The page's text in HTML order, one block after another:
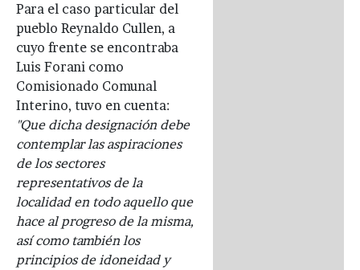
Para el caso particular del
pueblo Reynaldo Cullen, a
cuyo frente se encontraba
Luis Forani como
Comisionado Comunal
Interino, tuvo en cuenta:
"Que dicha designación debe
contemplar las aspiraciones
de los sectores
representativos de la
localidad en todo aquello que
hace al progreso de la misma,
así como también los
principios de idoneidad y